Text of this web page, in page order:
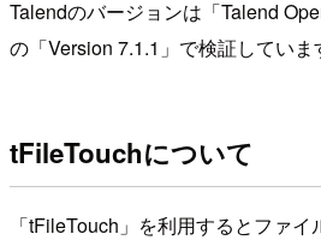
Talendのバージョンは「Talend
の「Version 7.1.1」で検証していま
tFileTouchについて
「tFileTouch」を利用するとファ